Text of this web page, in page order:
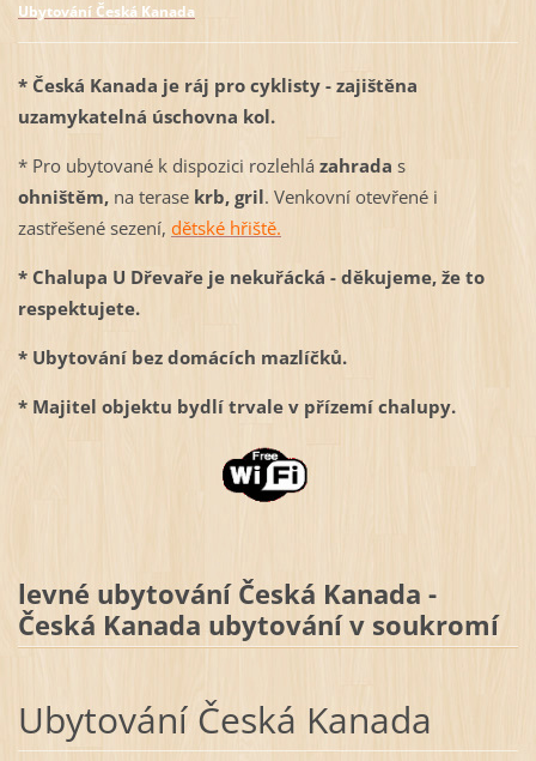
Ubytování Česká Kanada
* Česká Kanada je ráj pro cyklisty - zajištěna
uzamykatelná úschovna kol.
* Pro ubytované k dispozici rozlehlá zahrada s
ohništěm, na terase krb, gril. Venkovní otevřené i
zastřešené sezení, dětské hřiště.
* Chalupa U Dřevaře je nekuřácká - děkujeme, že to
respektujete.
* Ubytování bez domácích mazlíčků.
* Majitel objektu bydlí trvale v přízemí chalupy.
levné ubytování Česká Kanada -
Česká Kanada ubytování v soukromí
Ubytování Česká Kanada